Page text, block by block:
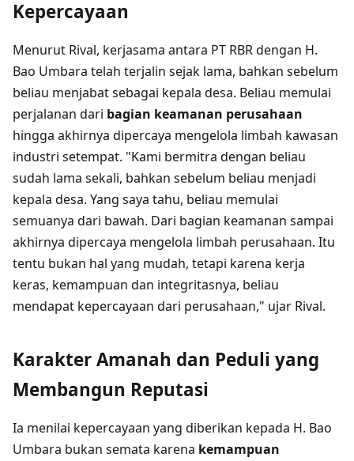
Kepercayaan
Menurut Rival, kerjasama antara PT RBR dengan H.
Bao Umbara telah terjalin sejak lama, bahkan sebelum
beliau menjabat sebagai kepala desa. Beliau memulai
perjalanan dari bagian keamanan perusahaan
hingga akhirnya dipercaya mengelola limbah kawasan
industri setempat. "Kami bermitra dengan beliau
sudah lama sekali, bahkan sebelum beliau menjadi
kepala desa. Yang saya tahu, beliau memulai
semuanya dari bawah. Dari bagian keamanan sampai
akhirnya dipercaya mengelola limbah perusahaan. Itu
tentu bukan hal yang mudah, tetapi karena kerja
keras, kemampuan dan integritasnya, beliau
mendapat kepercayaan dari perusahaan," ujar Rival.
Karakter Amanah dan Peduli yang
Membangun Reputasi
Ia menilai kepercayaan yang diberikan kepada H. Bao
Umbara bukan semata karena kemampuan